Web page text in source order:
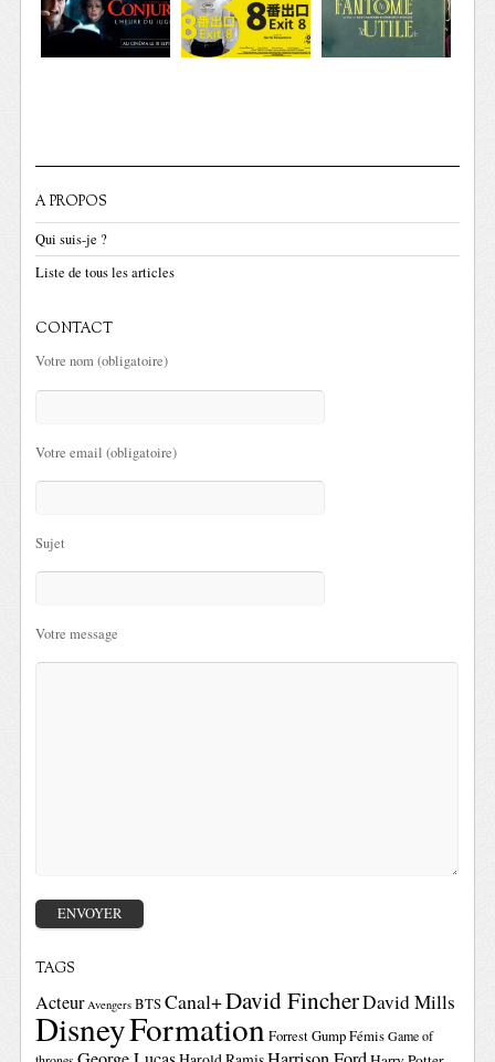
A PROPOS
Qui suis-je ?
Liste de tous les articles
CONTACT
Votre nom (obligatoire)
Votre email (obligatoire)
Sujet
Votre message
TAGS
Acteur Avengers BTSCanal+David FincherDavid Mills
DisneyFormationForrest GumpFémis Game of